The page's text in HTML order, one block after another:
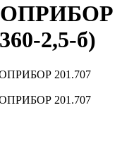
2,5-б)